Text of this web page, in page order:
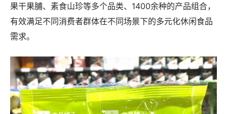
果干果脯、素食山珍等多个品类、1400余种的产品组合，
有效满足不同消费者群体在不同场景下的多元化休闲食品
需求。